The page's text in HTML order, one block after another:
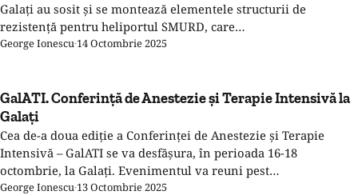
Galați au sosit și se montează elementele structurii de
rezistență pentru heliportul SMURD, care…
George Ionescu·14 Octombrie 2025
GalATI. Conferință de Anestezie şi Terapie Intensivă la
Galați
Cea de-a doua ediţie a Conferinței de Anestezie și Terapie
Intensivă – GalATI se va desfășura, în perioada 16-18
octombrie, la Galați. Evenimentul va reuni pest…
George Ionescu·13 Octombrie 2025